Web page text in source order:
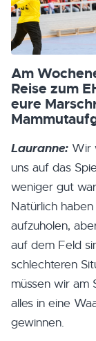
Am
Reise zum
eure
Lauranne: Wir
uns auf das
weniger gut
Natürlich
aufzuholen,
auf dem Feld
schlechteren
müssen wir am
alles in eine
gewinnen.